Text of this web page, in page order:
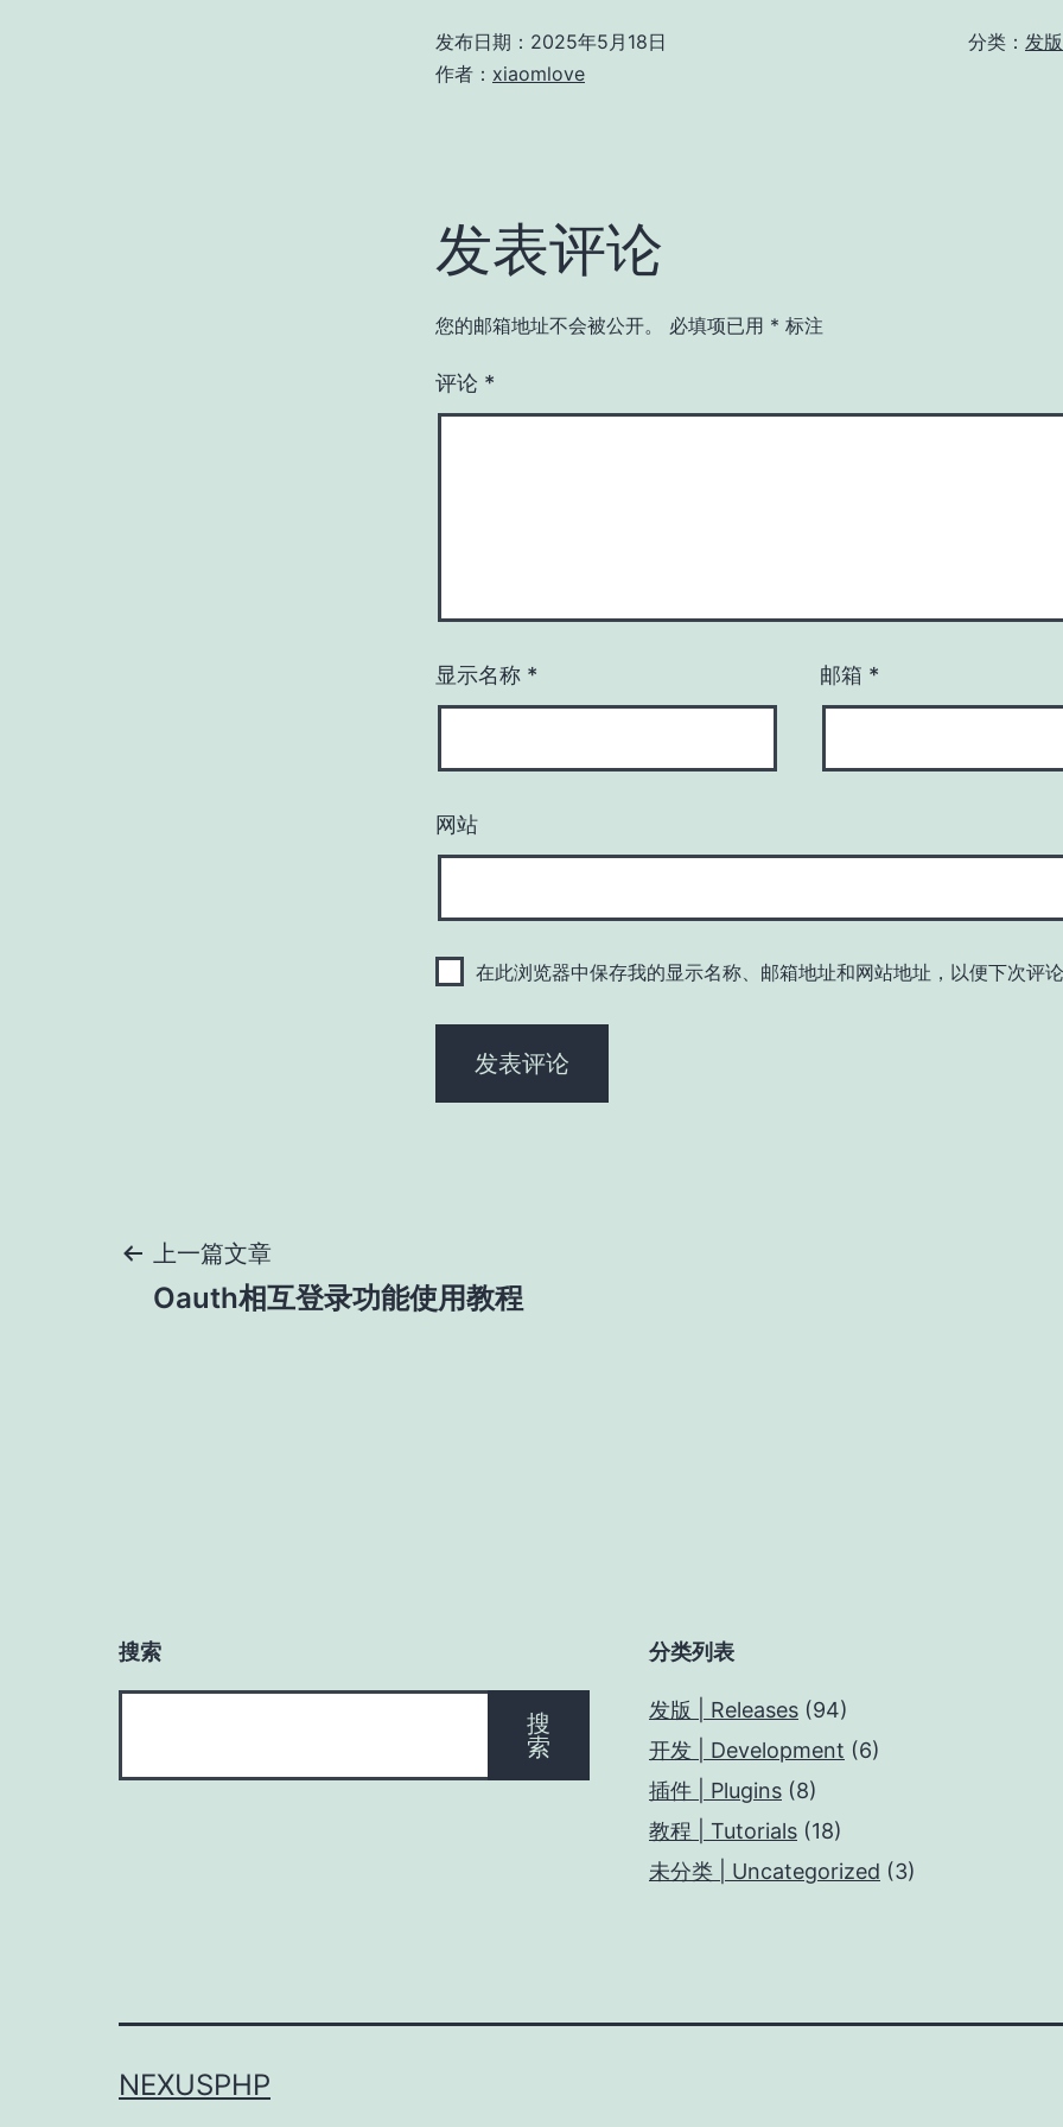
发布日期： 2025年5月18日
作者： xiaomlove
分类： 发
发表评论
您的邮箱地址不会被公开。 必填项已用 * 标注
评论 *
显示名称 * 邮箱 *
网站
在此浏览器中保存我的显示名称、邮箱地址和网站地址，以便下次评论
文上一篇文章
Oauth相互登录功能使用教程
搜索
搜
索
分类列表
发版 | Releases (94)
开发 | Development (6)
插件 | Plugins (8)
教程 | Tutorials (18)
未分类 | Uncategorized (3)
NEXUSPHP